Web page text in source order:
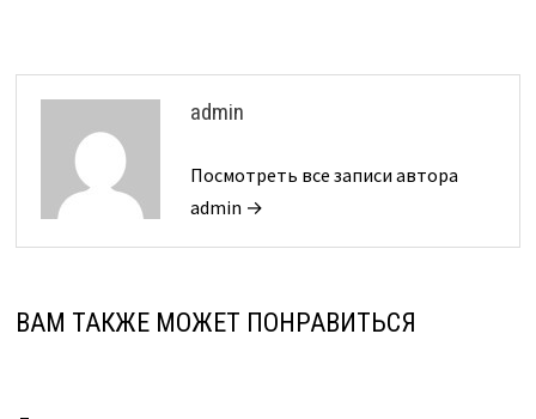
admin
Посмотреть все записи автора
admin →
ВАМ ТАКЖЕ МОЖЕТ ПОНРАВИТЬСЯ